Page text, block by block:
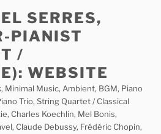
SERRES,
PIANIST
/
WEBSITE
Minimal Music, Ambient, BGM, Piano
Trio, String Quartet / Classical
Charles Koechlin, Mel Bonis,
Claude Debussy, Frédéric Chopin,